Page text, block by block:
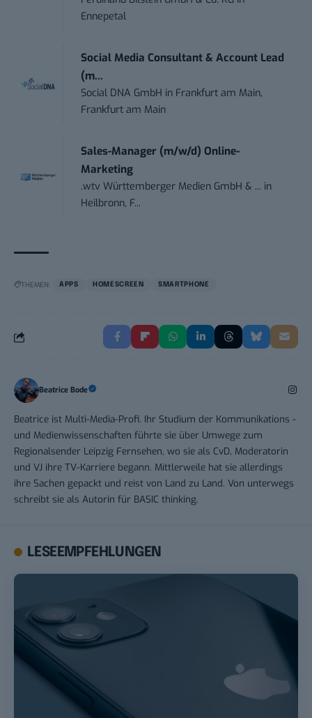
Ennepetal
Social Media Consultant & Account Lead
(m...
Social DNA GmbH in Frankfurt am Main,
Frankfurt am Main
Sales-Manager (m/w/d) Online-
Marketing
.wtv Württemberger Medien GmbH & ... in
Heilbronn, F...
THEMEN: APPS HOMESCREEN SMARTPHONE
Beatrice Bode
Beatrice ist Multi-Media-Profi. Ihr Studium der Kommunikations -
und Medienwissenschaften führte sie über Umwege zum
Regionalsender Leipzig Fernsehen, wo sie als CvD, Moderatorin
und VJ ihre TV-Karriere begann. Mittlerweile hat sie allerdings
ihre Sachen gepackt und reist von Land zu Land. Von unterwegs
schreibt sie als Autorin für BASIC thinking.
LESEEMPFEHLUNGEN